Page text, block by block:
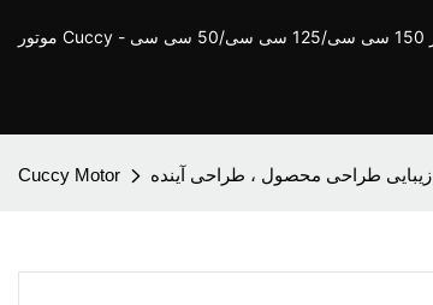
Cuccy Motor زیبایی طراحی محصول ، طراحی آینده